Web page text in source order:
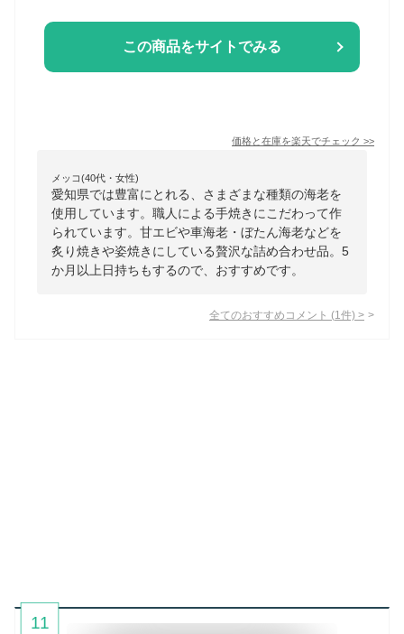
この商品をサイトでみる
価格と在庫を楽天でチェック >>
メッコ(40代・女性)
愛知県では豊富にとれる、さまざまな種類の海老を
使用しています。職人による手焼きにこだわって作
られています。甘エビや車海老・ぼたん海老などを
炙り焼きや姿焼きにしている贅沢な詰め合わせ品。5
か月以上日持ちもするので、おすすめです。
全てのおすすめコメント (1 件) >
11